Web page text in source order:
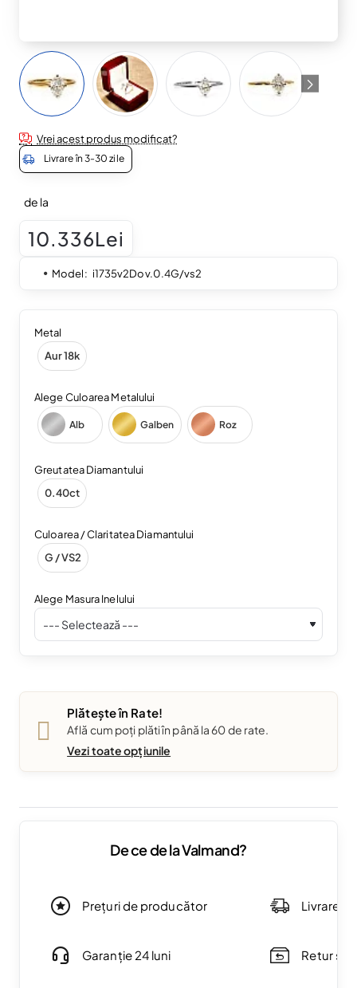
Vrei acest produs modificat?
Livrare în 3-30 zile
de la
10.336Lei
Model: i1735v2Dov.0.4G/vs2
Metal
Aur 18k
Alege Culoarea Metalului
Alb Galben Roz
Greutatea Diamantului
0.40ct
Culoarea / Claritatea Diamantului
G / VS2
Alege Masura Inelului
Plătește în Rate!
Află cum poți plăti în până la 60 de rate.
Vezi toate opțiunile
De ce de la Valmand?
Prețuri de producător
Garanție 24 luni
Livrare
Retur